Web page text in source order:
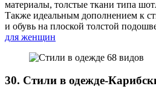
материалы, толстые ткани типа
Также идеальным дополнением к
и обувь на плоской толстой
для женщин
30. Стили в одежде-